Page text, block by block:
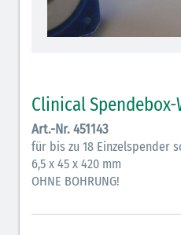
Clinical
Art.-Nr. 451143
für bis zu 18 Einzelspender
6,5 x 45 x 420 mm
OHNE BOHRUNG!